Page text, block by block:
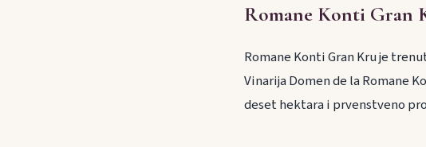
Romane Konti Gran
Romane Konti Gran Kru je
Vinarija Domen de la Romane
deset hektara i prvenstveno